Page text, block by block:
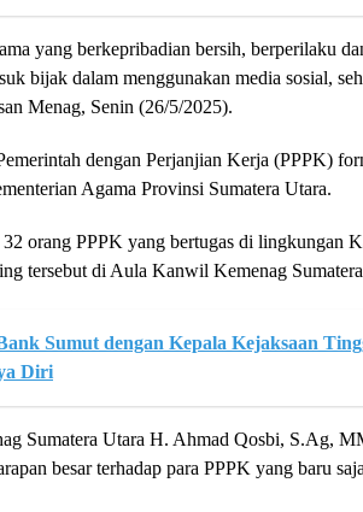
yang berkepribadian bersih, berperilaku
bijak dalam menggunakan media sosial,
Menag, Senin (26/5/2025).
dengan Perjanjian Kerja (PPPK)
Agama Provinsi Sumatera Utara.
orang PPPK yang bertugas di lingkungan
tersebut di Aula Kanwil Kemenag
Sumut dengan Kepala Kejaksaan
Diri
Sumatera Utara H. Ahmad Qosbi, S.Ag,
besar terhadap para PPPK yang baru